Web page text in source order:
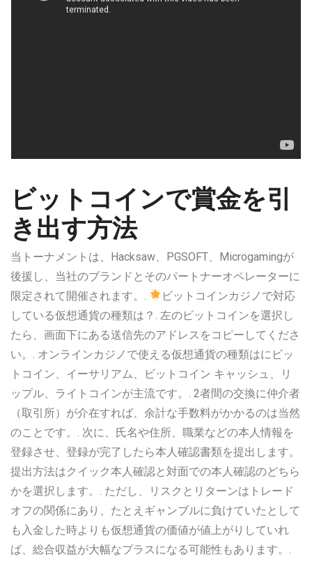
ビットコインで賞金を引
き出す方法
当トーナメントは、Hacksaw、PGSOFT、Microgamingが
後援し、当社のブランドとそのパートナーオペレーターに
限定されて開催されます。.
ビットコインカジノで対応
している仮想通貨の種類は？. 左のビットコインを選択し
たら、画面下にある送信先のアドレスをコピーしてくださ
い。. オンラインカジノで使える仮想通貨の種類はにビッ
トコイン、イーサリアム、ビットコイン キャッシュ、リ
ップル、ライトコインが主流です。. 2者間の交換に仲介者
（取引所）が介在すれば、余計な手数料がかかるのは当然
のことです。. 次に、氏名や住所、職業などの本人情報を
登録させ、登録が完了したら本人確認書類を提出します。
提出方法はクイック本人確認と対面での本人確認のどちら
かを選択します。. ただし、リスクとリターンはトレード
オフの関係にあり、たとえギャンブルに負けていたとして
も入金した時よりも仮想通貨の価値が値上がりしていれ
ば、総合収益が大幅なプラスになる可能性もあります。.